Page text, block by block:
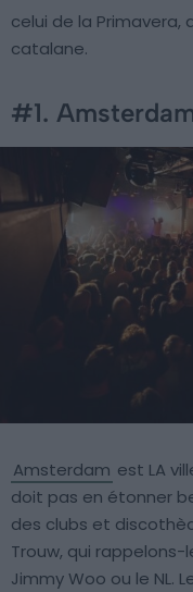
celui de la Primavera,
catalane.
#1.
Amsterdam est LA
doit pas en étonner
des clubs et
Trouw, qui rappelons-
Jimmy Woo ou le NL.